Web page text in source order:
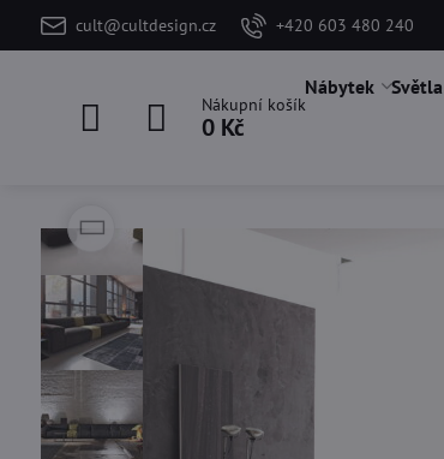
cult@cultdesign.cz +420 603 480 240
Nákupní košík
0 Kč
Nábytek Světla